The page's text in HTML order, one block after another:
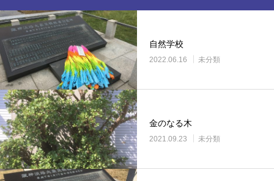
自然学校
2022.06.16 未分類
金のなる木
2021.09.23 未分類